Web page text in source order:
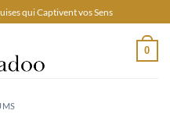
qui Captivent vos Sens
0